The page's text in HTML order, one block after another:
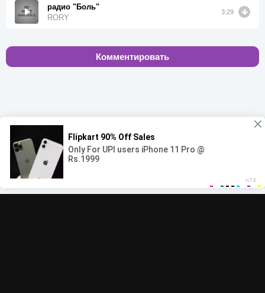
радио "Боль"
RORY
3:29
Комментировать
00:00